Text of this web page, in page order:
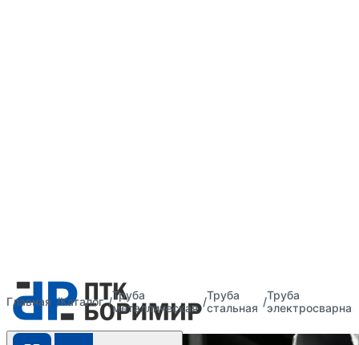
Главная Каталог
Труба
металлическая
Труба
стальная
Труба
электросварная